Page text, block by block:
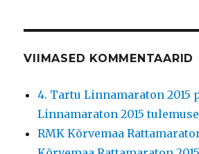
VIIMASED KOMMENTAARID
4. Tartu Linnamaraton 2015
Linnamaraton 2015
RMK Kõrvemaa